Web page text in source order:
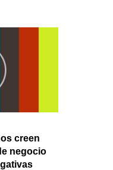
creen
negocio